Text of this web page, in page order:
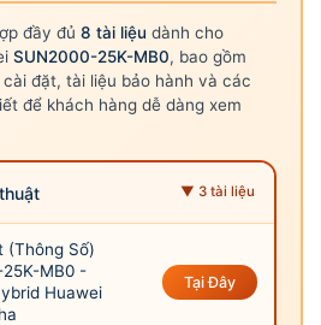
đầy đủ 8 tài liệu dành cho
SUN2000-25K-MB0, bao gồm
đặt, tài liệu bảo hành và các
để khách hàng dễ dàng xem
▼ 3 tài liệu
(Thông Số)
MB0 -
Huawei
Tại Đây